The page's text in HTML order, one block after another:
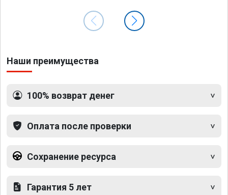
Наши преимущества
100% возврат денег
Оплата после проверки
Сохранение ресурса
Гарантия 5 лет